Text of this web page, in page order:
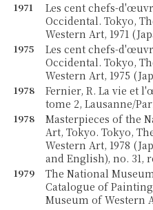
1971
Les cent chefs-
Occidental. Tokyo,
Western Art, 1971
1975
Les cent chefs-
Occidental. Tokyo,
Western Art, 1975
1978
Fernier, R. La vie et
tome 2, Lausanne/
1978
Masterpieces of the
Art, Tokyo. Tokyo,
Western Art, 1978
and English), no. 31,
1979
The National
Catalogue of
Museum of Western